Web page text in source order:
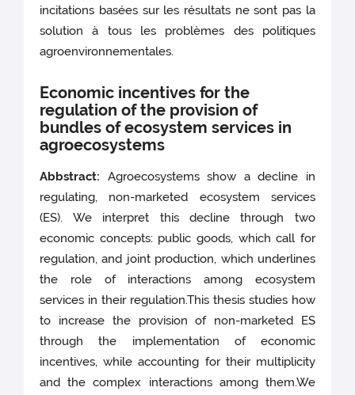
incitations basées sur les résultats ne sont pas la
solution à tous les problèmes des politiques
agroenvironnementales.
Economic incentives for the
regulation of the provision of
bundles of ecosystem services in
agroecosystems
Abbstract: Agroecosystems show a decline in
regulating, non-marketed ecosystem services
(ES). We interpret this decline through two
economic concepts: public goods, which call for
regulation, and joint production, which underlines
the role of interactions among ecosystem
services in their regulation.This thesis studies how
to increase the provision of non-marketed ES
through the implementation of economic
incentives, while accounting for their multiplicity
and the complex interactions among them.We